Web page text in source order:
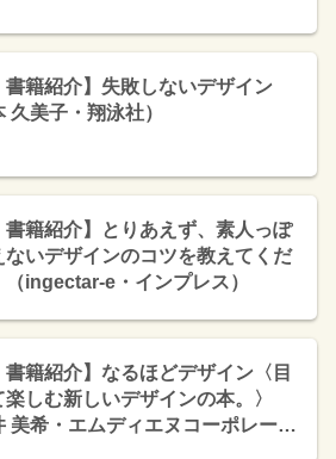
書籍紹介】失敗しないデザイン
久美子・翔泳社）
書籍紹介】とりあえず、素人っぽ
ないデザインのコツを教えてくだ
（ingectar-e・インプレス）
書籍紹介】なるほどデザイン〈目
しむ新しいデザインの本。〉
美希・エムディエヌコーポレーシ